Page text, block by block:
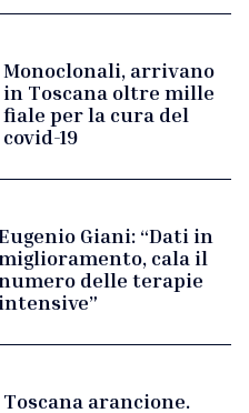
Monoclonali, arrivano
in Toscana oltre mille
fiale per la cura del
covid-19
Giani: “Dati in
cala il
delle terapie
intensive”
Toscana arancione.